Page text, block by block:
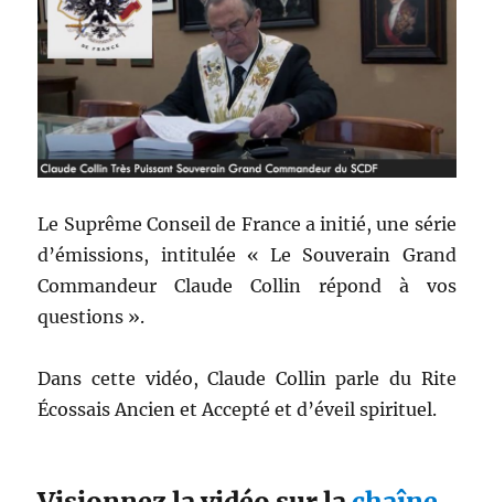
Le Suprême Conseil de France a initié, une série
d’émissions, intitulée « Le Souverain Grand
Commandeur Claude Collin répond à vos
questions ».
Dans cette vidéo, Claude Collin parle du Rite
Écossais Ancien et Accepté et d’éveil spirituel.